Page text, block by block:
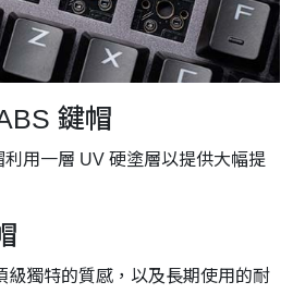
鍵帽
用一層 UV 硬塗層以提供大幅提
級獨特的質感，以及長期使用的耐